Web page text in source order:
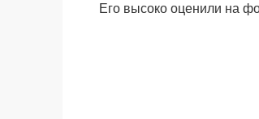
Его высоко оценили на